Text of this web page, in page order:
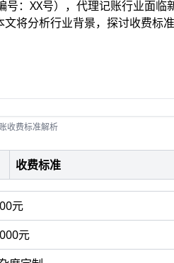
：XX号），代理记账行业面
将分析行业背景，探讨收费标准
收费标准解析
收费标准
元
元